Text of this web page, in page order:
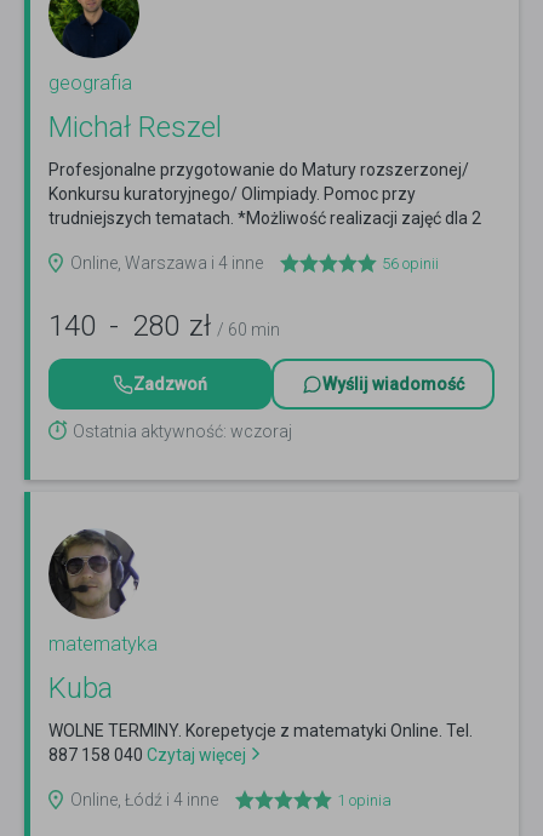
geografia
Michał Reszel
Profesjonalne przygotowanie do Matury rozszerzonej/
Konkursu kuratoryjnego/ Olimpiady. Pomoc przy
trudniejszych tematach. *Możliwość realizacji zajęć dla 2
Online, Warszawa i 4 inne
56 opinii
140 - 280 zł / 60 min
Zadzwoń Wyślij wiadomość
Ostatnia aktywność: wczoraj
matematyka
Kuba
WOLNE TERMINY. Korepetycje z matematyki Online. Tel.
887 158 040 Czytaj więcej
Online, Łódź i 4 inne 1 opinia